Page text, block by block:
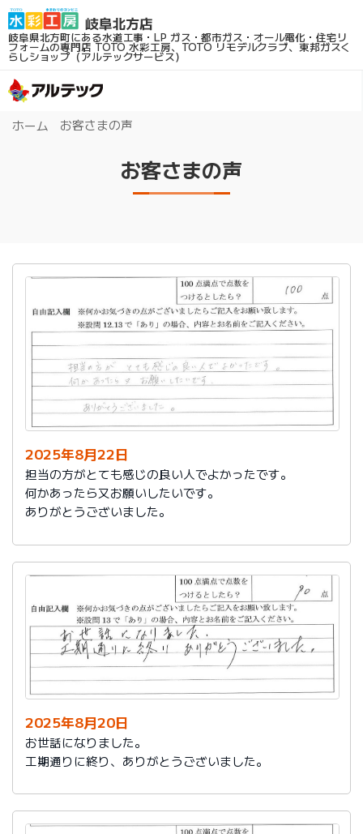
岐阜県北方町にある水道工事・LP ガス・都市ガス・オール電化・住宅リ
フォームの専門店TOTO 水彩工房、TOTO リモデルクラブ、東邦ガスく
らしショップ（アルテックサービス）
ホーム お客さまの声
お客さまの声
2025年8月22日
担当の方がとても感じの良い人でよかったです。
何かあったら又お願いしたいです。
ありがとうございました。
2025年8月20日
お世話になりました。
工期通りに終り、ありがとうございました。